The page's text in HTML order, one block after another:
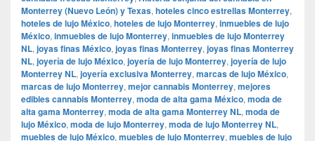
Monterrey (Nuevo León) y Texas, hoteles cinco estrellas Monterrey,
hoteles de lujo México, hoteles de lujo Monterrey, inmuebles de lujo
México, inmuebles de lujo Monterrey, inmuebles de lujo Monterrey
NL, joyas finas México, joyas finas Monterrey, joyas finas Monterrey
NL, joyería de lujo México, joyería de lujo Monterrey, joyería de lujo
Monterrey NL, joyería exclusiva Monterrey, marcas de lujo México,
marcas de lujo Monterrey, mejor cannabis Monterrey, mejores
edibles cannabis Monterrey, moda de alta gama México, moda de
alta gama Monterrey, moda de alta gama Monterrey NL, moda de
lujo México, moda de lujo Monterrey, moda de lujo Monterrey NL,
muebles de lujo México, muebles de lujo Monterrey, muebles de lujo